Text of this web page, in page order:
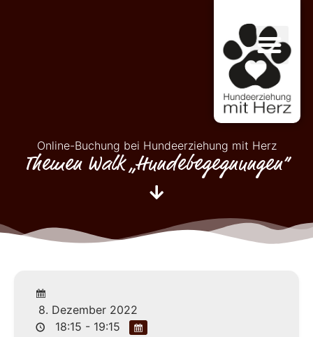
Online-Buchung bei Hundeerziehung mit Herz
Themen Walk „Hundebegegnungen“
8. Dezember 2022
18:15 - 19:15